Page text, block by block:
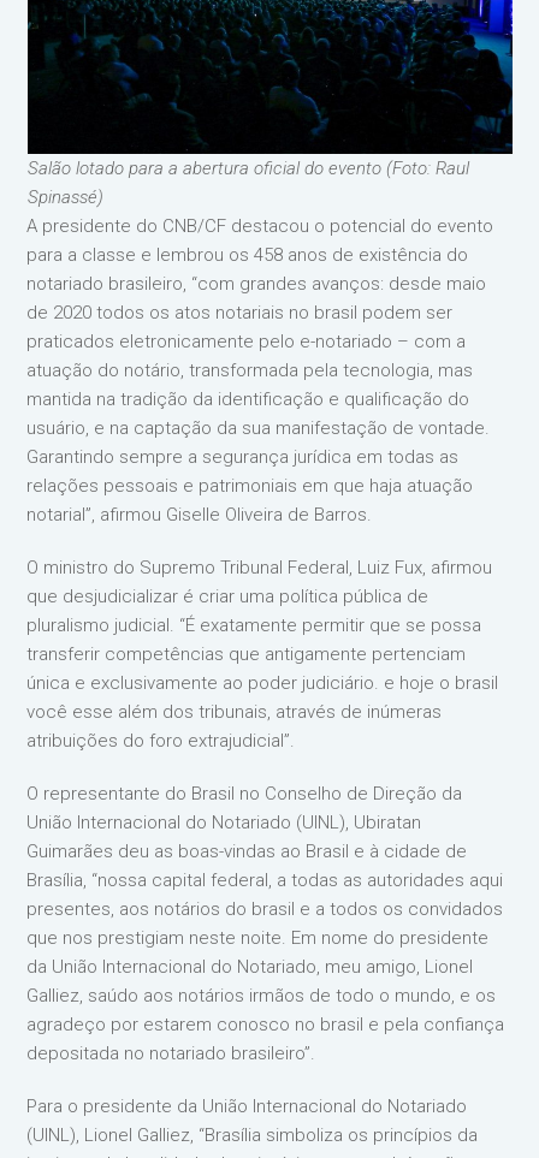
Salão lotado para a abertura oficial do evento (Foto: Raul
Spinassé)
A presidente do CNB/CF destacou o potencial do evento
para a classe e lembrou os 458 anos de existência do
notariado brasileiro, “com grandes avanços: desde maio
de 2020 todos os atos notariais no brasil podem ser
praticados eletronicamente pelo e-notariado – com a
atuação do notário, transformada pela tecnologia, mas
mantida na tradição da identificação e qualificação do
usuário, e na captação da sua manifestação de vontade.
Garantindo sempre a segurança jurídica em todas as
relações pessoais e patrimoniais em que haja atuação
notarial”, afirmou Giselle Oliveira de Barros.
O ministro do Supremo Tribunal Federal, Luiz Fux, afirmou
que desjudicializar é criar uma política pública de
pluralismo judicial. “É exatamente permitir que se possa
transferir competências que antigamente pertenciam
única e exclusivamente ao poder judiciário. e hoje o brasil
você esse além dos tribunais, através de inúmeras
atribuições do foro extrajudicial”.
O representante do Brasil no Conselho de Direção da
União Internacional do Notariado (UINL), Ubiratan
Guimarães deu as boas-vindas ao Brasil e à cidade de
Brasília, “nossa capital federal, a todas as autoridades aqui
presentes, aos notários do brasil e a todos os convidados
que nos prestigiam neste noite. Em nome do presidente
da União Internacional do Notariado, meu amigo, Lionel
Galliez, saúdo aos notários irmãos de todo o mundo, e os
agradeço por estarem conosco no brasil e pela confiança
depositada no notariado brasileiro”.
Para o presidente da União Internacional do Notariado
(UINL), Lionel Galliez, “Brasília simboliza os princípios da